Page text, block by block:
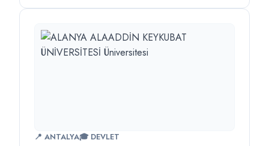
📍 ANTALYA🎓 DEVLET